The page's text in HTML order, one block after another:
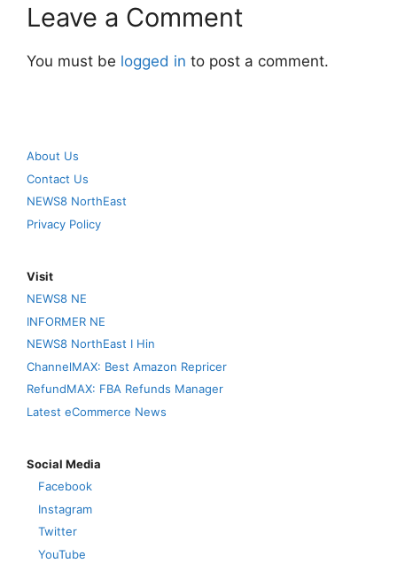
Leave a Comment
You must be logged in to post a comment.
About Us
Contact Us
NEWS8 NorthEast
Privacy Policy
Visit
NEWS8 NE
INFORMER NE
NEWS8 NorthEast I Hin
ChannelMAX: Best Amazon Repricer
RefundMAX: FBA Refunds Manager
Latest eCommerce News
Social Media
Facebook
Instagram
Twitter
YouTube